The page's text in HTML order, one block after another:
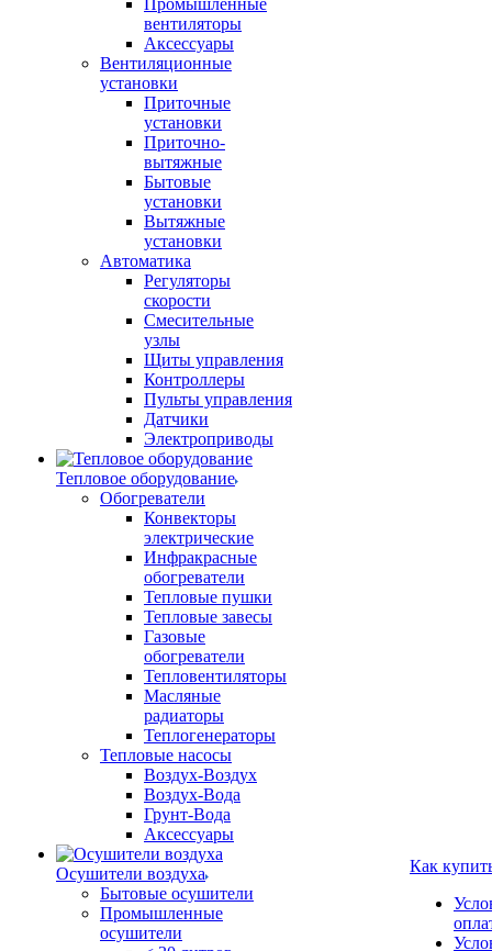
Промышленные
вентиляторы
Аксессуары
Вентиляционные
установки
Приточные
установки
Приточно-
вытяжные
Бытовые
установки
Вытяжные
установки
Автоматика
Регуляторы
скорости
Смесительные
узлы
Щиты управления
Контроллеры
Пульты управления
Датчики
Электроприводы
Тепловое оборудование
Обогреватели
Конвекторы
электрические
Инфракрасные
обогреватели
Тепловые пушки
Тепловые завесы
Газовые
обогреватели
Тепловентиляторы
Масляные
радиаторы
Теплогенераторы
Тепловые насосы
Воздух-Воздух
Воздух-Вода
Грунт-Вода
Аксессуары
Осушители воздуха
Бытовые осушители
Промышленные
осушители
Как